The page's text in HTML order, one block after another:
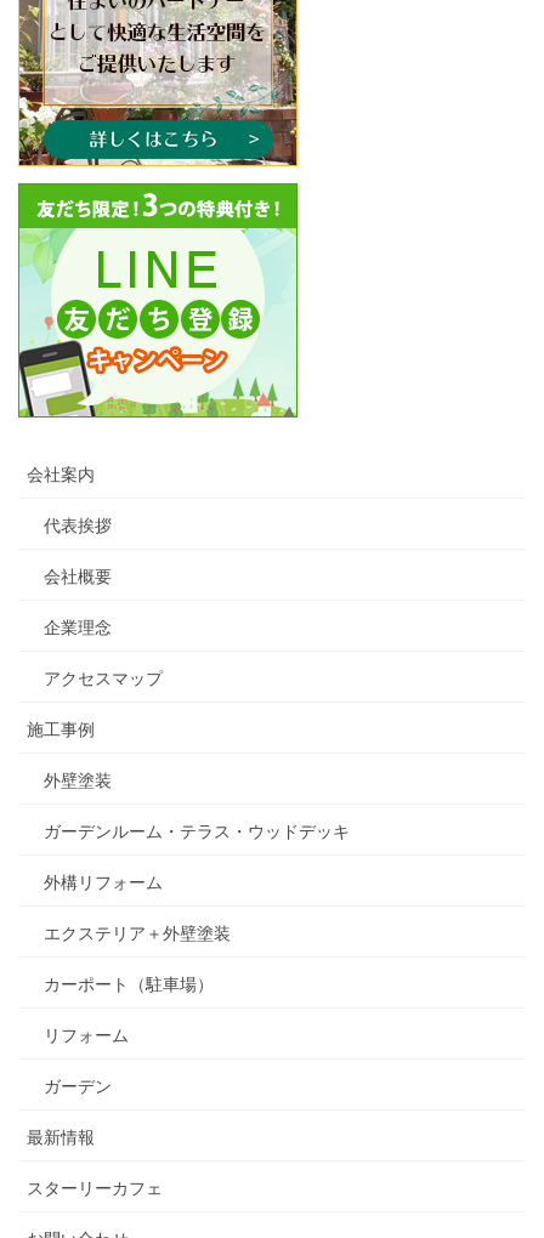
会社案内
代表挨拶
会社概要
企業理念
アクセスマップ
施工事例
外壁塗装
ガーデンルーム・テラス・ウッドデッキ
外構リフォーム
エクステリア＋外壁塗装
カーポート（駐車場）
リフォーム
ガーデン
最新情報
スターリーカフェ